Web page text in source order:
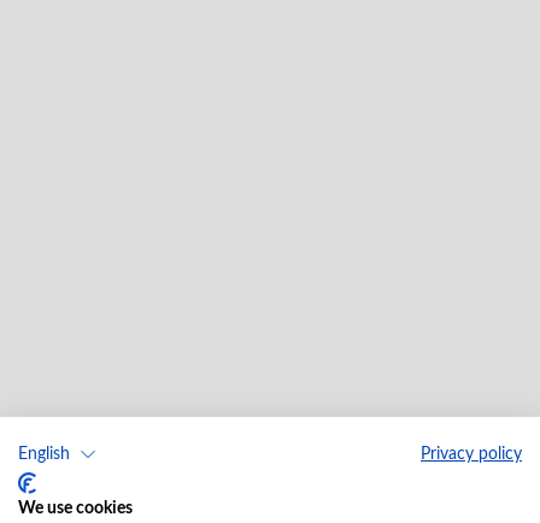
English Privacy policy
We use cookies